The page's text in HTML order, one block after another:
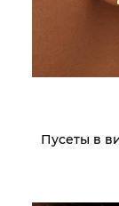
Пусеты в